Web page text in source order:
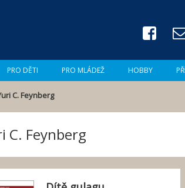
PRO DĚTI PRO MLÁDEŽ HOBBY
C. Feynberg
C. Feynberg